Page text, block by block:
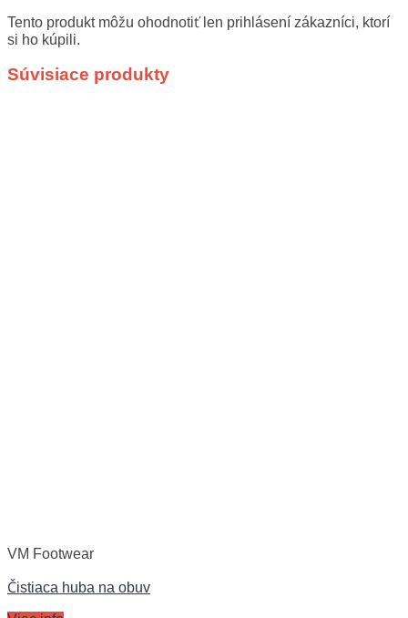
Tento produkt môžu ohodnotiť len prihlásení zákazníci, ktorí
si ho kúpili.
Súvisiace produkty
VM Footwear
Čistiaca huba na obuv